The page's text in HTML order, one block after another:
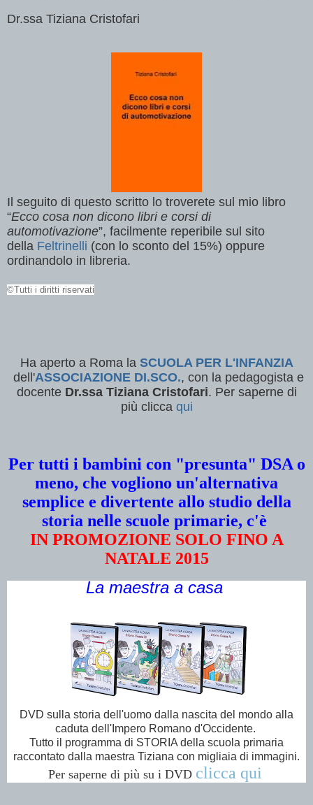
Dr.ssa Tiziana Cristofari
Il seguito di questo scritto lo troverete sul mio libro
“Ecco cosa non dicono libri e corsi di
automotivazione”, facilmente reperibile sul sito
della Feltrinelli (con lo sconto del 15%) oppure
ordinandolo in libreria.
©Tutti i diritti riservati
Ha aperto a Roma la SCUOLA PER L'INFANZIA
dell'ASSOCIAZIONE DI.SCO., con la pedagogista e
docente Dr.ssa Tiziana Cristofari. Per saperne di
più clicca qui
Per tutti i bambini con "presunta" DSA o
meno, che vogliono un'alternativa
semplice e divertente allo studio della
storia nelle scuole primarie, c'è
IN PROMOZIONE SOLO FINO A
NATALE 2015
La maestra a casa
DVD sulla storia dell'uomo dalla nascita del mondo alla
caduta dell'Impero Romano d'Occidente.
Tutto il programma di STORIA della scuola primaria
raccontato dalla maestra Tiziana con migliaia di immagini.
Per saperne di più su i DVD clicca qui